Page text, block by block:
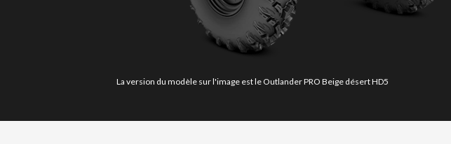
La version du modèle sur l'image est le Outlander PRO Beige désert HD5